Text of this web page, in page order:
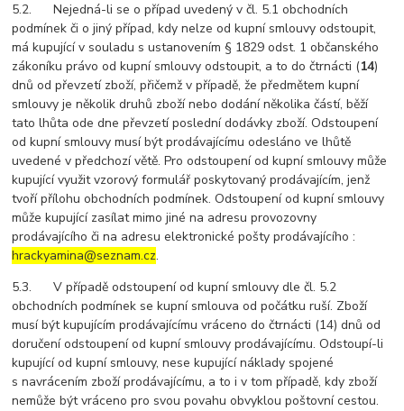
5.2. Nejedná-li se o případ uvedený v čl. 5.1 obchodních
podmínek či o jiný případ, kdy nelze od kupní smlouvy odstoupit,
má kupující v souladu s ustanovením § 1829 odst. 1 občanského
zákoníku právo od kupní smlouvy odstoupit, a to do čtrnácti (14)
dnů od převzetí zboží, přičemž v případě, že předmětem kupní
smlouvy je několik druhů zboží nebo dodání několika částí, běží
tato lhůta ode dne převzetí poslední dodávky zboží. Odstoupení
od kupní smlouvy musí být prodávajícímu odesláno ve lhůtě
uvedené v předchozí větě. Pro odstoupení od kupní smlouvy může
kupující využit vzorový formulář poskytovaný prodávajícím, jenž
tvoří přílohu obchodních podmínek. Odstoupení od kupní smlouvy
může kupující zasílat mimo jiné na adresu provozovny
prodávajícího či na adresu elektronické pošty prodávajícího :
hrackyamina@seznam.cz.
5.3. V případě odstoupení od kupní smlouvy dle čl. 5.2
obchodních podmínek se kupní smlouva od počátku ruší. Zboží
musí být kupujícím prodávajícímu vráceno do čtrnácti (14) dnů od
doručení odstoupení od kupní smlouvy prodávajícímu. Odstoupí-li
kupující od kupní smlouvy, nese kupující náklady spojené
s navrácením zboží prodávajícímu, a to i v tom případě, kdy zboží
nemůže být vráceno pro svou povahu obvyklou poštovní cestou.